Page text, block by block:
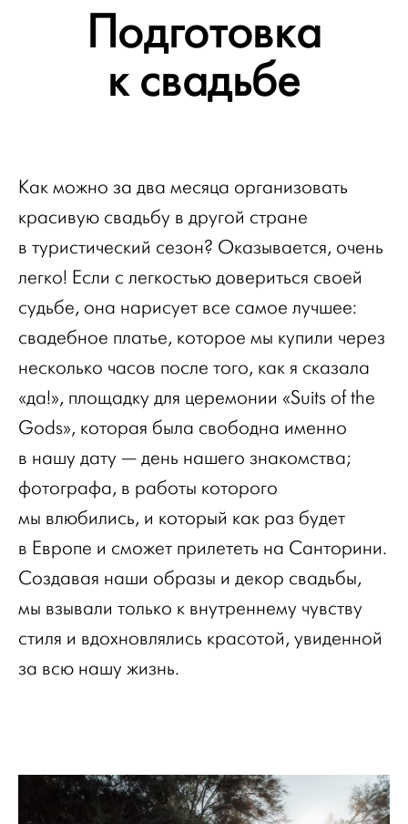
Подготовка
к свадьбе
Как можно за два месяца организовать
красивую свадьбу в другой стране
в туристический сезон? Оказывается, очень
легко! Если с легкостью довериться своей
судьбе, она нарисует все самое лучшее:
свадебное платье, которое мы купили через
несколько часов после того, как я сказала
«да!», площадку для церемонии «Suits of the
Gods», которая была свободна именно
в нашу дату — день нашего знакомства;
фотографа, в работы которого
мы влюбились, и который как раз будет
в Европе и сможет прилететь на Санторини.
Создавая наши образы и декор свадьбы,
мы взывали только к внутреннему чувству
стиля и вдохновлялись красотой, увиденной
за всю нашу жизнь.